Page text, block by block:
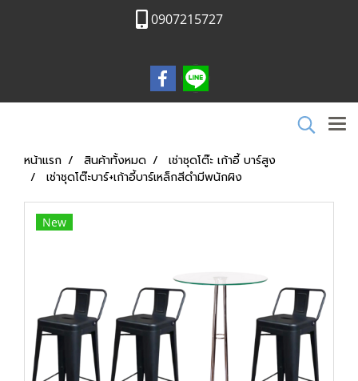
0907215727
หน้าแรก สินค้าทั้งหมด
เช่าชุดโต๊ะ เก้าอี้ บาร์สูง
เช่าชุดโต๊ะบาร์+เก้าอี้บาร์เหล็กสีดำมีพนักผิง
New